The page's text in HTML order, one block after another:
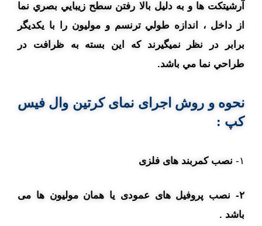
آرشيتکت ها و به دليل بالا رفتن سطح زيبايي بصري نما
از داخل ، اندازه طولي ترنسم و موليون را با يکديگر
برابر در نظر نميگيرند که اين بسته به ظرافت در
طراحي نما مي باشد.
نحوه و روش اجرای نمای کرتین وال فیس
کپ :
۱- نصب کمربند های فلزی
۲- نصب پروفیل های عمودی یا همان مولیون ها می
باشد .